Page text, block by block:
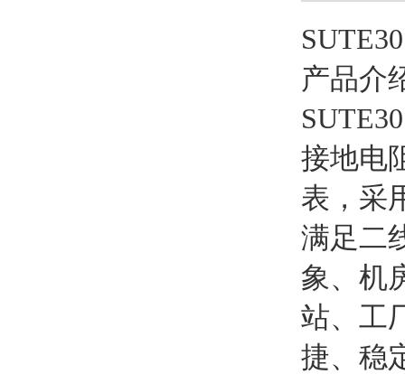
产品介
接地电
表，采
满足二
象、机
站、工
捷、稳